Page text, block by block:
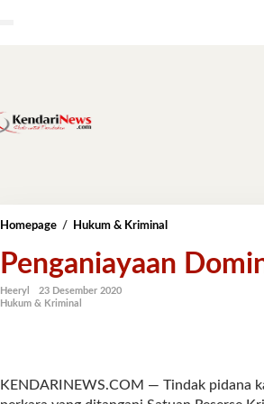
Homepage / Hukum & Kriminal
Kasus
Tindak
Penganiayaan
Heeryl
23 Desember 2020
Hukum & Kriminal
KENDARINEWS.COM — Tindak pidana